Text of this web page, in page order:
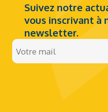
Suivez notre
vous inscrivant à
newsletter.
Votre
mail